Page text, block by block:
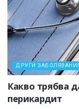
ДРУГИ
Какво трябва
перикардит